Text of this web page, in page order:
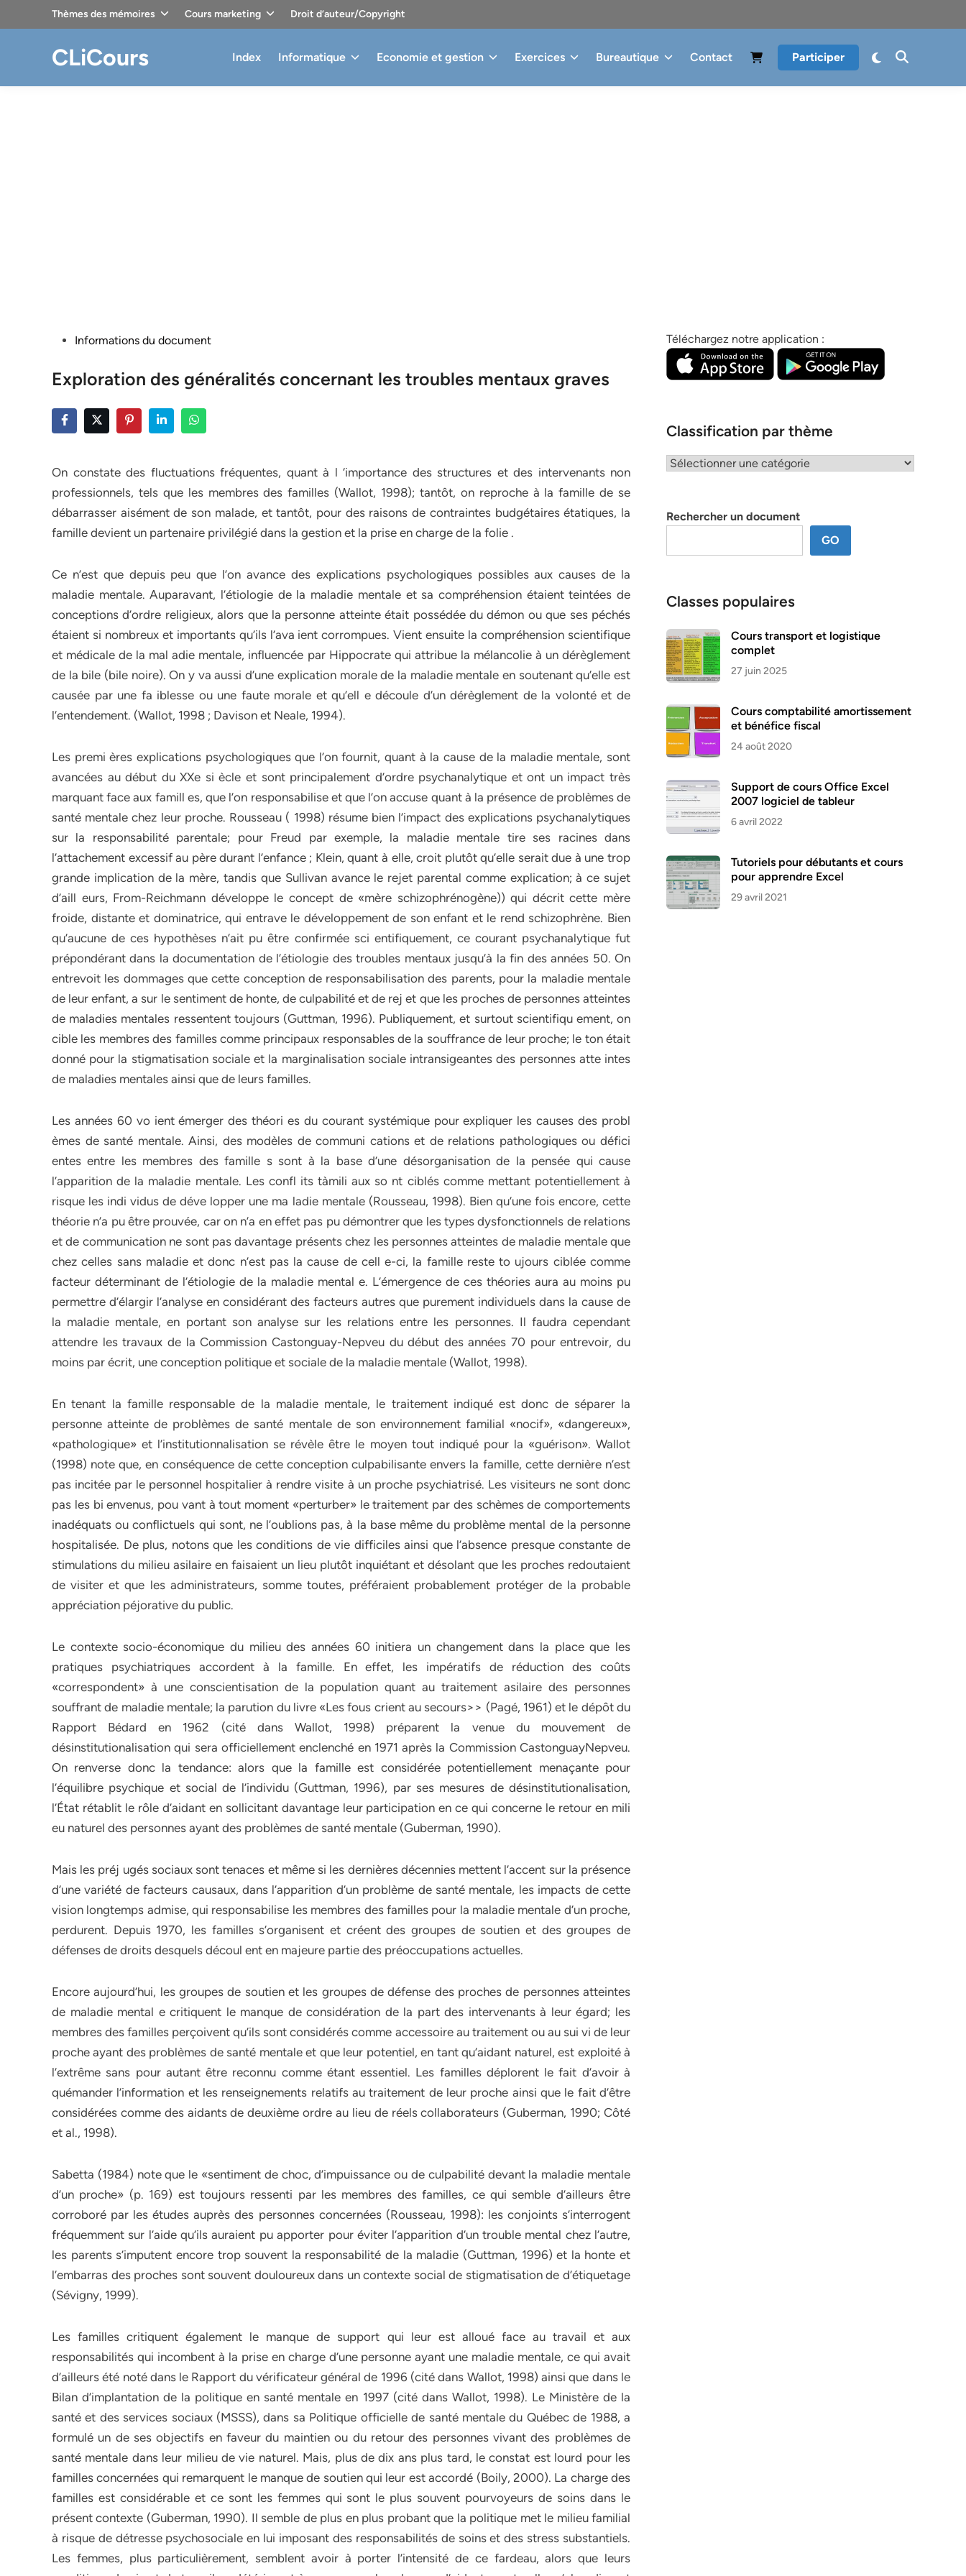
Thèmes des mémoires Cours marketing Droit d’auteur/Copyright
CLiCours Index Informatique Economie et gestion Exercices Bureautique Contact Participer
PostedInformations du document
Exploration des généralités concernant les troubles mentaux graves
On constate des fluctuations fréquentes, quant à l ‘importance des structures et des intervenants non
professionnels, tels que les membres des familles (Wallot, 1998); tantôt, on reproche à la famille de se
débarrasser aisément de son malade, et tantôt, pour des raisons de contraintes budgétaires étatiques, la
famille devient un partenaire privilégié dans la gestion et la prise en charge de la folie .
Ce n’est que depuis peu que l’on avance des explications psychologiques possibles aux causes de la
maladie mentale. Auparavant, l’étiologie de la maladie mentale et sa compréhension étaient teintées de
conceptions d’ordre religieux, alors que la personne atteinte était possédée du démon ou que ses péchés
étaient si nombreux et importants qu’ils l’ava ient corrompues. Vient ensuite la compréhension scientifique
et médicale de la mal adie mentale, influencée par Hippocrate qui attribue la mélancolie à un dérèglement
de la bile (bile noire). On y va aussi d’une explication morale de la maladie mentale en soutenant qu’elle est
causée par une fa iblesse ou une faute morale et qu’ell e découle d’un dérèglement de la volonté et de
l’entendement. (Wallot, 1998 ; Davison et Neale, 1994).
Les premi ères explications psychologiques que l’on fournit, quant à la cause de la maladie mentale, sont
avancées au début du XXe si ècle et sont principalement d’ordre psychanalytique et ont un impact très
marquant face aux famill es, que l’on responsabilise et que l’on accuse quant à la présence de problèmes de
santé mentale chez leur proche. Rousseau ( 1998) résume bien l’impact des explications psychanalytiques
sur la responsabilité parentale; pour Freud par exemple, la maladie mentale tire ses racines dans
l’attachement excessif au père durant l’enfance ; Klein, quant à elle, croit plutôt qu’elle serait due à une trop
grande implication de la mère, tandis que Sullivan avance le rejet parental comme explication; à ce sujet
d’aill eurs, From-Reichmann développe le concept de «mère schizophrénogène)) qui décrit cette mère
froide, distante et dominatrice, qui entrave le développement de son enfant et le rend schizophrène. Bien
qu’aucune de ces hypothèses n’ait pu être confirmée sci entifiquement, ce courant psychanalytique fut
prépondérant dans la documentation de l’étiologie des troubles mentaux jusqu’à la fin des années 50. On
entrevoit les dommages que cette conception de responsabilisation des parents, pour la maladie mentale
de leur enfant, a sur le sentiment de honte, de culpabilité et de rej et que les proches de personnes atteintes
de maladies mentales ressentent toujours (Guttman, 1996). Publiquement, et surtout scientifiqu ement, on
cible les membres des familles comme principaux responsables de la souffrance de leur proche; le ton était
donné pour la stigmatisation sociale et la marginalisation sociale intransigeantes des personnes atte intes
de maladies mentales ainsi que de leurs familles.
Les années 60 vo ient émerger des théori es du courant systémique pour expliquer les causes des probl
èmes de santé mentale. Ainsi, des modèles de communi cations et de relations pathologiques ou défici
entes entre les membres des famille s sont à la base d’une désorganisation de la pensée qui cause
l’apparition de la maladie mentale. Les confl its tàmili aux so nt ciblés comme mettant potentiellement à
risque les indi vidus de déve lopper une ma ladie mentale (Rousseau, 1998). Bien qu’une fois encore, cette
théorie n’a pu être prouvée, car on n’a en effet pas pu démontrer que les types dysfonctionnels de relations
et de communication ne sont pas davantage présents chez les personnes atteintes de maladie mentale que
chez celles sans maladie et donc n’est pas la cause de cell e-ci, la famille reste to ujours ciblée comme
facteur déterminant de l’étiologie de la maladie mental e. L’émergence de ces théories aura au moins pu
permettre d’élargir l’analyse en considérant des facteurs autres que purement individuels dans la cause de
la maladie mentale, en portant son analyse sur les relations entre les personnes. Il faudra cependant
attendre les travaux de la Commission Castonguay-Nepveu du début des années 70 pour entrevoir, du
moins par écrit, une conception politique et sociale de la maladie mentale (Wallot, 1998).
En tenant la famille responsable de la maladie mentale, le traitement indiqué est donc de séparer la
personne atteinte de problèmes de santé mentale de son environnement familial «nocif», «dangereux»,
«pathologique» et l’institutionnalisation se révèle être le moyen tout indiqué pour la «guérison». Wallot
(1998) note que, en conséquence de cette conception culpabilisante envers la famille, cette dernière n’est
pas incitée par le personnel hospitalier à rendre visite à un proche psychiatrisé. Les visiteurs ne sont donc
pas les bi envenus, pou vant à tout moment «perturber» le traitement par des schèmes de comportements
inadéquats ou conflictuels qui sont, ne l’oublions pas, à la base même du problème mental de la personne
hospitalisée. De plus, notons que les conditions de vie difficiles ainsi que l’absence presque constante de
stimulations du milieu asilaire en faisaient un lieu plutôt inquiétant et désolant que les proches redoutaient
de visiter et que les administrateurs, somme toutes, préféraient probablement protéger de la probable
appréciation péjorative du public.
Le contexte socio-économique du milieu des années 60 initiera un changement dans la place que les
pratiques psychiatriques accordent à la famille. En effet, les impératifs de réduction des coûts
«correspondent» à une conscientisation de la population quant au traitement asilaire des personnes
souffrant de maladie mentale; la parution du livre «Les fous crient au secours>> (Pagé, 1961) et le dépôt du
Rapport Bédard en 1962 (cité dans Wallot, 1998) préparent la venue du mouvement de
désinstitutionalisation qui sera officiellement enclenché en 1971 après la Commission CastonguayNepveu.
On renverse donc la tendance: alors que la famille est considérée potentiellement menaçante pour
l’équilibre psychique et social de l’individu (Guttman, 1996), par ses mesures de désinstitutionalisation,
l’État rétablit le rôle d’aidant en sollicitant davantage leur participation en ce qui concerne le retour en mili
eu naturel des personnes ayant des problèmes de santé mentale (Guberman, 1990).
Mais les préj ugés sociaux sont tenaces et même si les dernières décennies mettent l’accent sur la présence
d’une variété de facteurs causaux, dans l’apparition d’un problème de santé mentale, les impacts de cette
vision longtemps admise, qui responsabilise les membres des familles pour la maladie mentale d’un proche,
perdurent. Depuis 1970, les familles s’organisent et créent des groupes de soutien et des groupes de
défenses de droits desquels découl ent en majeure partie des préoccupations actuelles.
Encore aujourd’hui, les groupes de soutien et les groupes de défense des proches de personnes atteintes
de maladie mental e critiquent le manque de considération de la part des intervenants à leur égard; les
membres des familles perçoivent qu’ils sont considérés comme accessoire au traitement ou au sui vi de leur
proche ayant des problèmes de santé mentale et que leur potentiel, en tant qu’aidant naturel, est exploité à
l’extrême sans pour autant être reconnu comme étant essentiel. Les familles déplorent le fait d’avoir à
quémander l’information et les renseignements relatifs au traitement de leur proche ainsi que le fait d’être
considérées comme des aidants de deuxième ordre au lieu de réels collaborateurs (Guberman, 1990; Côté
et al., 1998).
Sabetta (1984) note que le «sentiment de choc, d’impuissance ou de culpabilité devant la maladie mentale
d’un proche» (p. 169) est toujours ressenti par les membres des familles, ce qui semble d’ailleurs être
corroboré par les études auprès des personnes concernées (Rousseau, 1998): les conjoints s’interrogent
fréquemment sur l’aide qu’ils auraient pu apporter pour éviter l’apparition d’un trouble mental chez l’autre,
les parents s’imputent encore trop souvent la responsabilité de la maladie (Guttman, 1996) et la honte et
l’embarras des proches sont souvent douloureux dans un contexte social de stigmatisation de d’étiquetage
(Sévigny, 1999).
Les familles critiquent également le manque de support qui leur est alloué face au travail et aux
responsabilités qui incombent à la prise en charge d’une personne ayant une maladie mentale, ce qui avait
d’ailleurs été noté dans le Rapport du vérificateur général de 1996 (cité dans Wallot, 1998) ainsi que dans le
Bilan d’implantation de la politique en santé mentale en 1997 (cité dans Wallot, 1998). Le Ministère de la
santé et des services sociaux (MSSS), dans sa Politique officielle de santé mentale du Québec de 1988, a
formulé un de ses objectifs en faveur du maintien ou du retour des personnes vivant des problèmes de
santé mentale dans leur milieu de vie naturel. Mais, plus de dix ans plus tard, le constat est lourd pour les
familles concernées qui remarquent le manque de soutien qui leur est accordé (Boily, 2000). La charge des
familles est considérable et ce sont les femmes qui sont le plus souvent pourvoyeurs de soins dans le
présent contexte (Guberman, 1990). Il semble de plus en plus probant que la politique met le milieu familial
à risque de détresse psychosociale en lui imposant des responsabilités de soins et des stress substantiels.
Les femmes, plus particulièrement, semblent avoir à porter l’intensité de ce fardeau, alors que leurs
Téléchargez notre application :
Classification par thème
Classification
Rechercher un document
GO
Classes populaires
Cours transport et logistique
complet
27 juin 2025
Cours comptabilité amortissement
et bénéfice fiscal
24 août 2020
Support de cours Office Excel
2007 logiciel de tableur
6 avril 2022
Tutoriels pour débutants et cours
pour apprendre Excel
29 avril 2021